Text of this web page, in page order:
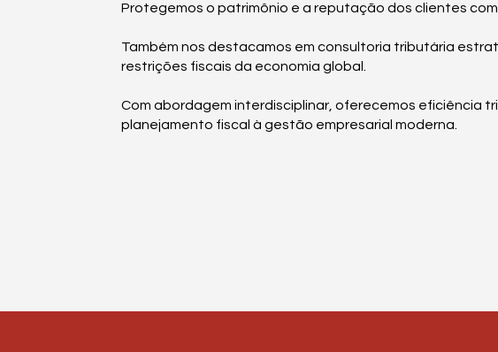
Protegemos o patrimônio e a reputação dos clientes
Também nos destacamos em consultoria tributária
restrições fiscais da economia global.
Com abordagem interdisciplinar, oferecemos eficiência
planejamento fiscal à gestão empresarial moderna.